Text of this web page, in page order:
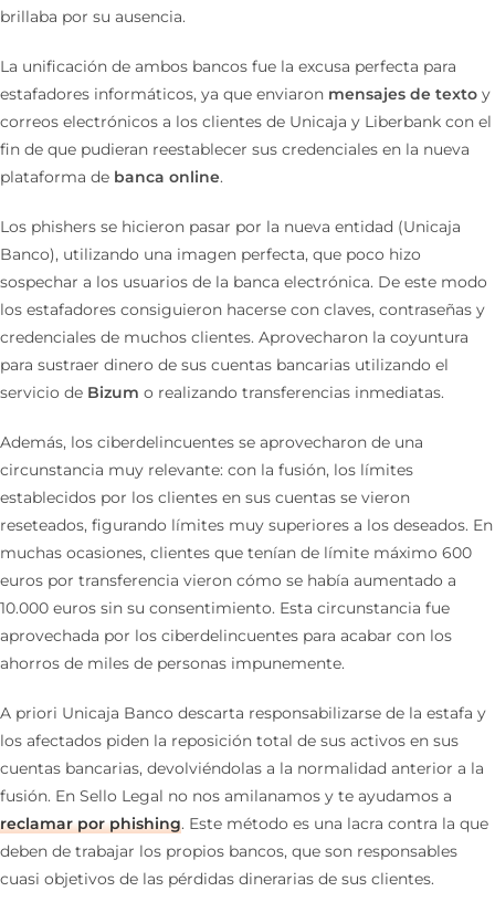
brillaba por su ausencia.
La unificación de ambos bancos fue la excusa perfecta para
estafadores informáticos, ya que enviaron mensajes de texto y
correos electrónicos a los clientes de Unicaja y Liberbank con el
fin de que pudieran reestablecer sus credenciales en la nueva
plataforma de banca online.
Los phishers se hicieron pasar por la nueva entidad (Unicaja
Banco), utilizando una imagen perfecta, que poco hizo
sospechar a los usuarios de la banca electrónica. De este modo
los estafadores consiguieron hacerse con claves, contraseñas y
credenciales de muchos clientes. Aprovecharon la coyuntura
para sustraer dinero de sus cuentas bancarias utilizando el
servicio de Bizum o realizando transferencias inmediatas.
Además, los ciberdelincuentes se aprovecharon de una
circunstancia muy relevante: con la fusión, los límites
establecidos por los clientes en sus cuentas se vieron
reseteados, figurando límites muy superiores a los deseados. En
muchas ocasiones, clientes que tenían de límite máximo 600
euros por transferencia vieron cómo se había aumentado a
10.000 euros sin su consentimiento. Esta circunstancia fue
aprovechada por los ciberdelincuentes para acabar con los
ahorros de miles de personas impunemente.
A priori Unicaja Banco descarta responsabilizarse de la estafa y
los afectados piden la reposición total de sus activos en sus
cuentas bancarias, devolviéndolas a la normalidad anterior a la
fusión. En Sello Legal no nos amilanamos y te ayudamos a
reclamar por phishing. Este método es una lacra contra la que
deben de trabajar los propios bancos, que son responsables
cuasi objetivos de las pérdidas dinerarias de sus clientes.